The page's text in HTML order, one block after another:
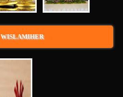
WISLAMIHER